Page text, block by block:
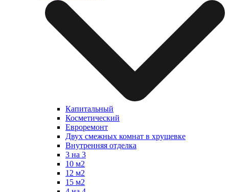
Капитальный
Косметический
Евроремонт
Двух смежных комнат в хрущевке
Внутренняя отделка
3 на 3
10 м2
12 м2
15 м2